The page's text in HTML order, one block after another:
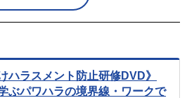
ハラスメント防止研修DVD》
ぶパワハラの境界線・ワークで